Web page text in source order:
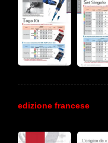
edizione francese